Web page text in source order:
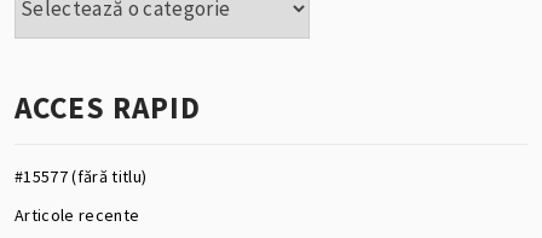
ACCES RAPID
#15577 (fără titlu)
Articole recente